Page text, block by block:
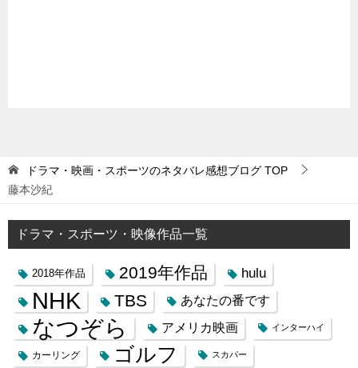
ドラマ・映画・スポーツのネタバレ感想ブログ TOP
藤本沙紀
ドラマ・スポーツ・映像作品一覧
2018年作品 2019年作品 hulu
NHK TBS あなたの番です
なつぞら アメリカ映画 インターハイ
カーリング ゴルフ スカパー